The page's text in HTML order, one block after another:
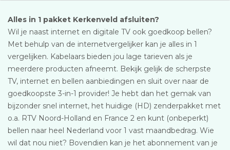
Alles in 1 pakket Kerkenveld afsluiten?
Wil je naast internet en digitale TV ook goedkoop bellen?
Met behulp van de internetvergelijker kan je alles in 1
vergelijken. Kabelaars bieden jou lage tarieven als je
meerdere producten afneemt. Bekijk gelijk de scherpste
TV, internet en bellen aanbiedingen en sluit over naar de
goedkoopste 3-in-1 provider! Je hebt dan het gemak van
bijzonder snel internet, het huidige (HD) zenderpakket met
o.a. RTV Noord-Holland en France 2 en kunt (onbeperkt)
bellen naar heel Nederland voor 1 vast maandbedrag. Wie
wil dat nou niet? Bovendien kan je het abonnement van je